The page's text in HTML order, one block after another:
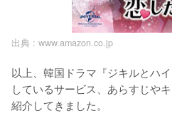
出典 : www.amazon.co.jp
以上、韓国ドラマ『ジキルとハ
しているサービス、あらすじや
紹介してきました。